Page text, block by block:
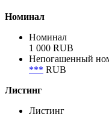
2 903 888 000 RUB
35 881 788 USD
Номинал
1 000 RUB
***RUB